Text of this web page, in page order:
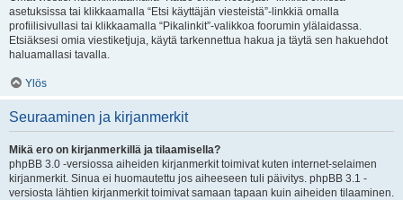
asetuksissa tai klikkaamalla “Etsi käyttäjän viesteistä”-linkkiä omalla
profiilisivullasi tai klikkaamalla “Pikalinkit”-valikkoa foorumin ylälaidassa.
Etsiäksesi omia viestiketjuja, käytä tarkennettua hakua ja täytä sen hakuehdot
haluamallasi tavalla.
Ylös
Seuraaminen ja kirjanmerkit
Mikä ero on kirjanmerkillä ja tilaamisella?
phpBB 3.0 -versiossa aiheiden kirjanmerkit toimivat kuten internet-selaimen
kirjanmerkit. Sinua ei huomautettu jos aiheeseen tuli päivitys. phpBB 3.1 -
versiosta lähtien kirjanmerkit toimivat samaan tapaan kuin aiheiden tilaaminen.